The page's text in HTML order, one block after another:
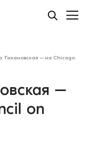
Тихановская – на Chicago
–
on